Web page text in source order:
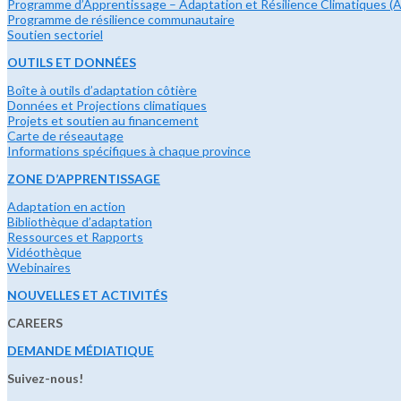
Programme d’Apprentissage – Adaptation et Résilience Climatiques
Programme de résilience communautaire
Soutien sectoriel
OUTILS ET DONNÉES
Boîte à outils d’adaptation côtière
Données et Projections climatiques
Projets et soutien au financement
Carte de réseautage
Informations spécifiques à chaque province
ZONE D’APPRENTISSAGE
Adaptation en action
Bibliothèque d’adaptation
Ressources et Rapports
Vidéothèque
Webinaires
NOUVELLES ET ACTIVITÉS
CAREERS
DEMANDE MÉDIATIQUE
Suivez-nous!